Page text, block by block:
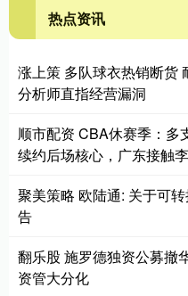
热点资讯
涨上策 多队球衣热销断货
分析师直指经营漏洞
顺市配资 CBA休赛季：多
续约后场核心，广东接触
聚美策略 欧陆通: 关于可
告
翻乐股 施罗德独资公募撤
资管大分化